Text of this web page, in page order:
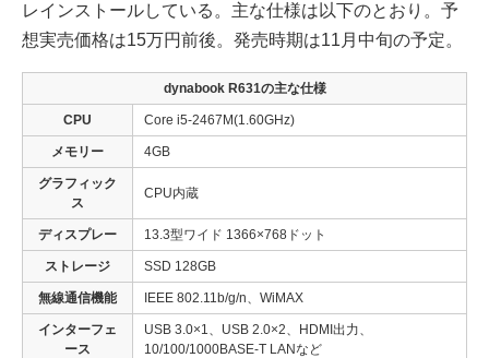
レインストールしている。主な仕様は以下のとおり。予
想実売価格は15万円前後。発売時期は11月中旬の予定。
dynabook R631の主な仕様
CPU Core i5-2467M(1.60GHz)
メモリー 4GB
グラフィック
ス
CPU内蔵
ディスプレー 13.3型ワイド 1366×768ドット
ストレージ SSD 128GB
無線通信機能 IEEE 802.11b/g/n、WiMAX
インターフェ
ース
USB 3.0×1、USB 2.0×2、HDMI出力、
10/100/1000BASE-T LANなど